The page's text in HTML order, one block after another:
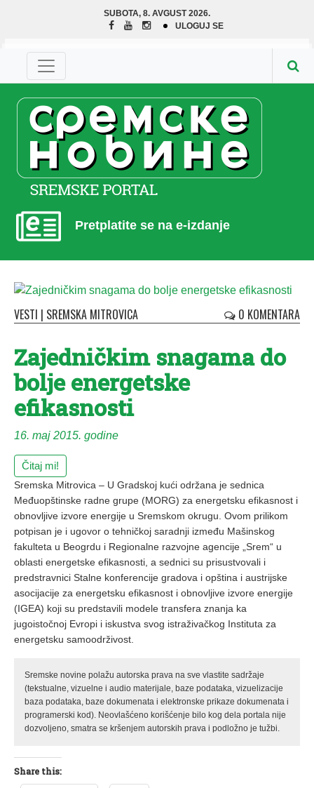
SUBOTA, 8. AVGUST 2026.
ULOGUJ SE
Pretplatite se na e-izdanje
VESTI | SREMSKA MITROVICA 0 KOMENTARA
Zajedničkim snagama do
bolje energetske
efikasnosti
16. maj 2015. godine
Čitaj mi!
Sremska Mitrovica – U Gradskoj kući održana je sednica
Međuopštinske radne grupe (MORG) za energetsku efikasnost i
obnovljive izvore energije u Sremskom okrugu. Ovom prilikom
potpisan je i ugovor o tehničkoj saradnji između Mašinskog
fakulteta u Beogrdu i Regionalne razvojne agencije „Srem“ u
oblasti energetske efikasnosti, a sednici su prisustvovali i
predstravnici Stalne konferencije gradova i opština i austrijske
asocijacije za energetsku efikasnost i obnovljive izvore energije
(IGEA) koji su predstavili modele transfera znanja ka
jugoistočnoj Evropi i iskustva svog istraživačkog Instituta za
energetsku samoodrživost.
Sremske novine polažu autorska prava na sve vlastite sadržaje
(tekstualne, vizuelne i audio materijale, baze podataka, vizuelizacije
baza podataka, baze dokumenata i elektronske prikaze dokumenata i
programerski kod). Neovlašćeno korišćenje bilo kog dela portala nije
dozvoljeno, smatra se kršenjem autorskih prava i podložno je tužbi.
Share this: